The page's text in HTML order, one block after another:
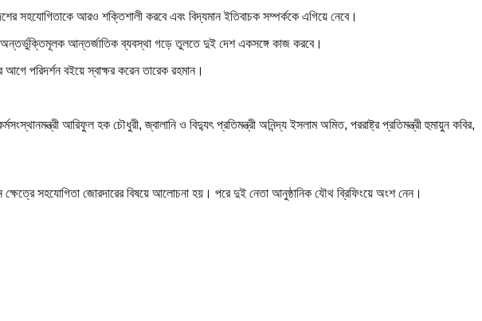
সহযোগিতাকে আরও শক্তিশালী করবে এবং বিদ্যমান ইতিবাচক সম্পর্ককে এগিয়ে নেবে।
অন্তর্ভুক্তিমূলক আন্তর্জাতিক ব্যবস্থা গড়ে তুলতে দুই দেশ একসঙ্গে কাজ করবে।
আগে পরিদর্শন বইয়ে স্বাক্ষর করেন তারেক রহমান।
আরিফুল হক চৌধুরী, জ্বালানি ও বিদ্যুৎ প্রতিমন্ত্রী অনিন্দ্য ইসলাম অমিত, পররাষ্ট্র প্রতিমন্ত্রী হুমায়ুন কবির,
ক্ষেত্রে সহযোগিতা জোরদারের বিষয়ে আলোচনা হয়। পরে দুই নেতা আনুষ্ঠানিক যৌথ ব্রিফিংয়ে অংশ নেন।